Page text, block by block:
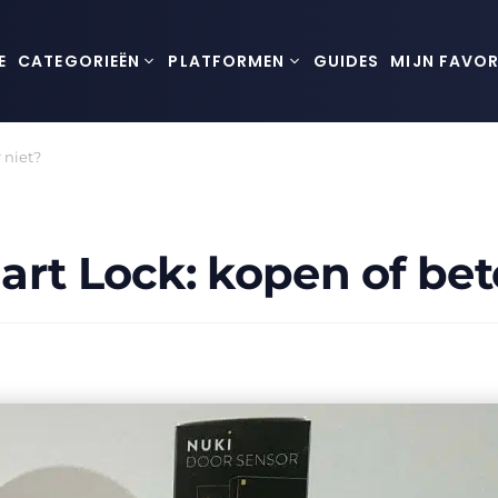
CATEGORIEËN PLATFORMEN GUIDES MIJN
niet?
Lock: kopen of